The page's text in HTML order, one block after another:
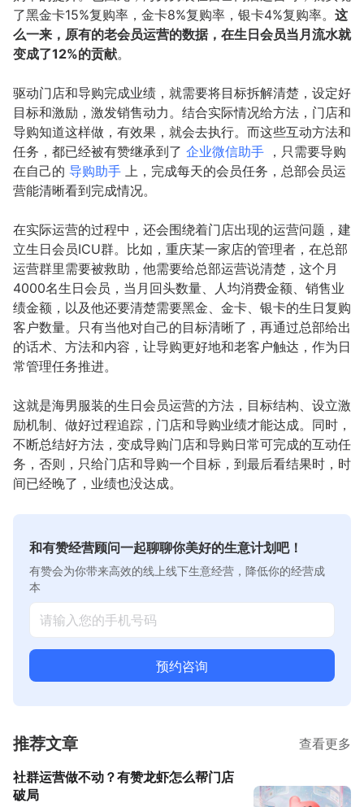
了黑金卡15%复购率，金卡8%复购率，银卡4%复购率。 这
么一来，原有的老会员运营的数据，在生日会员当月流水就
变成了12%的贡献。
驱动门店和导购完成业绩，就需要将目标拆解清楚，设定好
目标和激励，激发销售动力。结合实际情况给方法，门店和
导购知道这样做，有效果，就会去执行。而这些互动方法和
任务，都已经被有赞继承到了 企业微信助手 ，只需要导购
在自己的 导购助手 上，完成每天的会员任务，总部会员运
营能清晰看到完成情况。
在实际运营的过程中，还会围绕着门店出现的运营问题，建
立生日会员ICU群。比如，重庆某一家店的管理者，在总部
运营群里需要被救助，他需要给总部运营说清楚，这个月
4000名生日会员，当月回头数量、人均消费金额、销售业
绩金额，以及他还要清楚需要黑金、金卡、银卡的生日复购
客户数量。只有当他对自己的目标清晰了，再通过总部给出
的话术、方法和内容，让导购更好地和老客户触达，作为日
常管理任务推进。
这就是海男服装的生日会员运营的方法，目标结构、设立激
励机制、做好过程追踪，门店和导购业绩才能达成。同时，
不断总结好方法，变成导购门店和导购日常可完成的互动任
务，否则，只给门店和导购一个目标，到最后看结果时，时
间已经晚了，业绩也没达成。
和有赞经营顾问一起聊聊你美好的生意计划吧！
有赞会为你带来高效的线上线下生意经营，降低你的经营成
本
预约咨询
推荐文章 查看更多
社群运营做不动？有赞龙虾怎么帮门店
破局